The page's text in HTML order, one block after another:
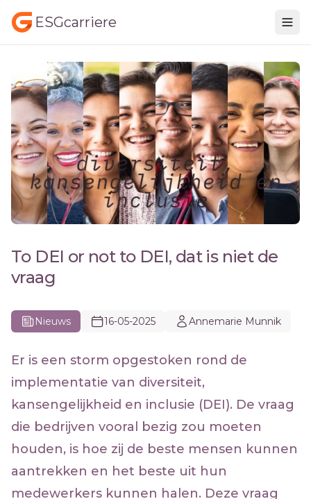
ESGcarriere
To DEI or not to DEI, dat is niet de
vraag
Nieuws 16-05-2025 Annemarie Munnik
Er is een storm opgestoken rond de
implementatie van diversiteit,
kansengelijkheid en inclusie (DEI). De vraag
die bedrijven vooral bezig zou moeten
houden, is hoe zij de beste mensen kunnen
aantrekken en het beste uit hun
medewerkers kunnen halen. Deze vraag